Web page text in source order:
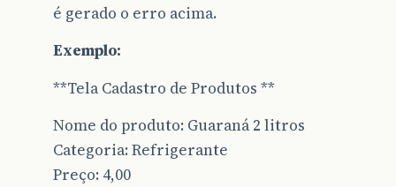
é gerado o erro acima.
Exemplo:
**Tela Cadastro de Produtos **
Nome do produto: Guaraná 2 litros
Categoria: Refrigerante
Preço: 4,00